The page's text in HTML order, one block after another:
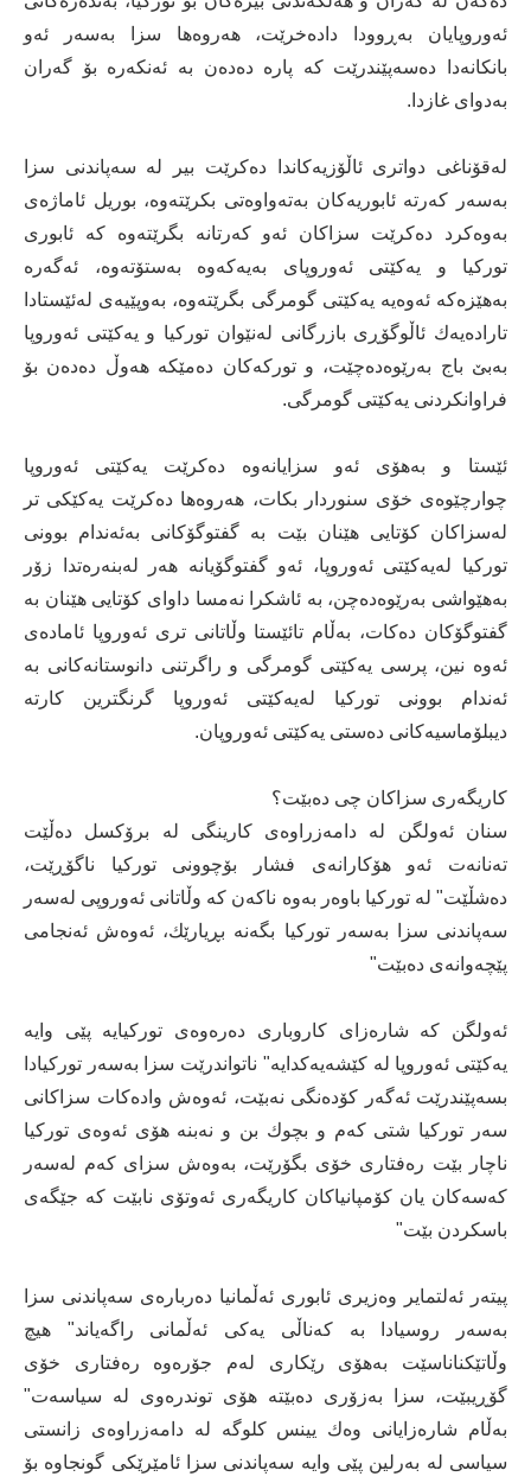
ئەوروپایان بەڕوودا دادەخرێت، هەروەها سزا بەسەر ئەو
بانكانەدا دەسەپێندرێت كە پارە دەدەن بە ئەنكەرە بۆ گەران
بەدوای غازدا.
لەقۆناغی دواتری ئاڵۆزیەكاندا دەكرێت بیر لە سەپاندنی سزا
بەسەر كەرتە ئابوریەكان بەتەواوەتی بكرێتەوە، بوریل ئاماژەی
بەوەكرد دەكرێت سزاكان ئەو كەرتانە بگرێتەوە كە ئابوری
توركیا و یەكێتی ئەوروپای بەیەكەوە بەستۆتەوە، ئەگەرە
بەهێزەكە ئەوەیە یەكێتی گومرگی بگرێتەوە، بەوپێیەی لەئێستادا
تارادەیەك ئاڵوگۆڕی بازرگانی لەنێوان توركیا و یەكێتی ئەوروپا
بەبێ باج بەرێوەدەچێت، و توركەكان دەمێكە هەوڵ دەدەن بۆ
فراوانكردنی یەكێتی گومرگی.
ئێستا و بەهۆی ئەو سزایانەوە دەكرێت یەكێتی ئەوروپا
چوارچێوەی خۆی سنوردار بكات، هەروەها دەكرێت یەكێكی تر
لەسزاكان كۆتایی هێنان بێت بە گفتوگۆكانی بەئەندام بوونی
توركیا لەیەكێتی ئەوروپا، ئەو گفتوگۆیانە هەر لەبنەرەتدا زۆر
بەهێواشی بەرێوەدەچن، بە ئاشكرا نەمسا داوای كۆتایی هێنان بە
گفتوگۆكان دەكات، بەڵام تائێستا وڵاتانی تری ئەوروپا ئامادەی
ئەوە نین، پرسی یەكێتی گومرگی و راگرتنی دانوستانەكانی بە
ئەندام بوونی توركیا لەیەكێتی ئەوروپا گرنگترین كارتە
دیبلۆماسیەكانی دەستی یەكێتی ئەوروپان.
كاریگەری سزاكان چی دەبێت؟
سنان ئەولگن لە دامەزراوەی كارینگی لە برۆكسل دەڵێت
تەنانەت ئەو هۆكارانەی فشار بۆچوونی توركیا ناگۆڕێت،
دەشڵێت" لە توركیا باوەر بەوە ناكەن كە وڵاتانی ئەوروپی لەسەر
سەپاندنی سزا بەسەر توركیا بگەنە بڕیارێك، ئەوەش ئەنجامی
پێچەوانەی دەبێت"
ئەولگن كە شارەزای كاروباری دەرەوەی توركیایە پێی وایە
یەكێتی ئەوروپا لە كێشەیەكدایە" ناتواندرێت سزا بەسەر توركیادا
بسەپێندرێت ئەگەر كۆدەنگی نەبێت، ئەوەش وادەكات سزاكانی
سەر توركیا شتی كەم و بچوك بن و نەبنە هۆی ئەوەی توركیا
ناچار بێت رەفتاری خۆی بگۆرێت، بەوەش سزای كەم لەسەر
كەسەكان یان كۆمپانیاكان كاریگەری ئەوتۆی نابێت كە جێگەی
باسكردن بێت"
پیتەر ئەلتمایر وەزیری ئابوری ئەڵمانیا دەربارەی سەپاندنی سزا
بەسەر روسیادا بە كەناڵی یەكی ئەڵمانی راگەیاند" هیچ
وڵاتێكناناسێت بەهۆی رێكاری لەم جۆرەوە رەفتاری خۆی
گۆڕیبێت، سزا بەزۆری دەبێتە هۆی توندرەوی لە سیاسەت"
بەڵام شارەزایانی وەك یینس كلوگە لە دامەزراوەی زانستی
سیاسی لە بەرلین پێی وایە سەپاندنی سزا ئامێرێكی گونجاوە بۆ